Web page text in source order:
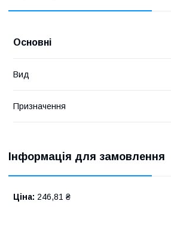
Основні
Вид
Призначення
Інформація для замовлення
Ціна: 246,81 ₴